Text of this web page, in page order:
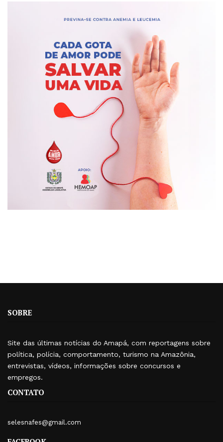
SOBRE
Site das últimas notícias do Amapá, com reportagens sobre
política, polícia, comportamento, turismo na Amazônia,
entrevistas, vídeos, informações sobre concursos e
empregos.
CONTATO
selesnafes@gmail.com